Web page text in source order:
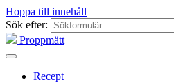
Hoppa till innehåll
Sök efter:
Proppmätt
Recept